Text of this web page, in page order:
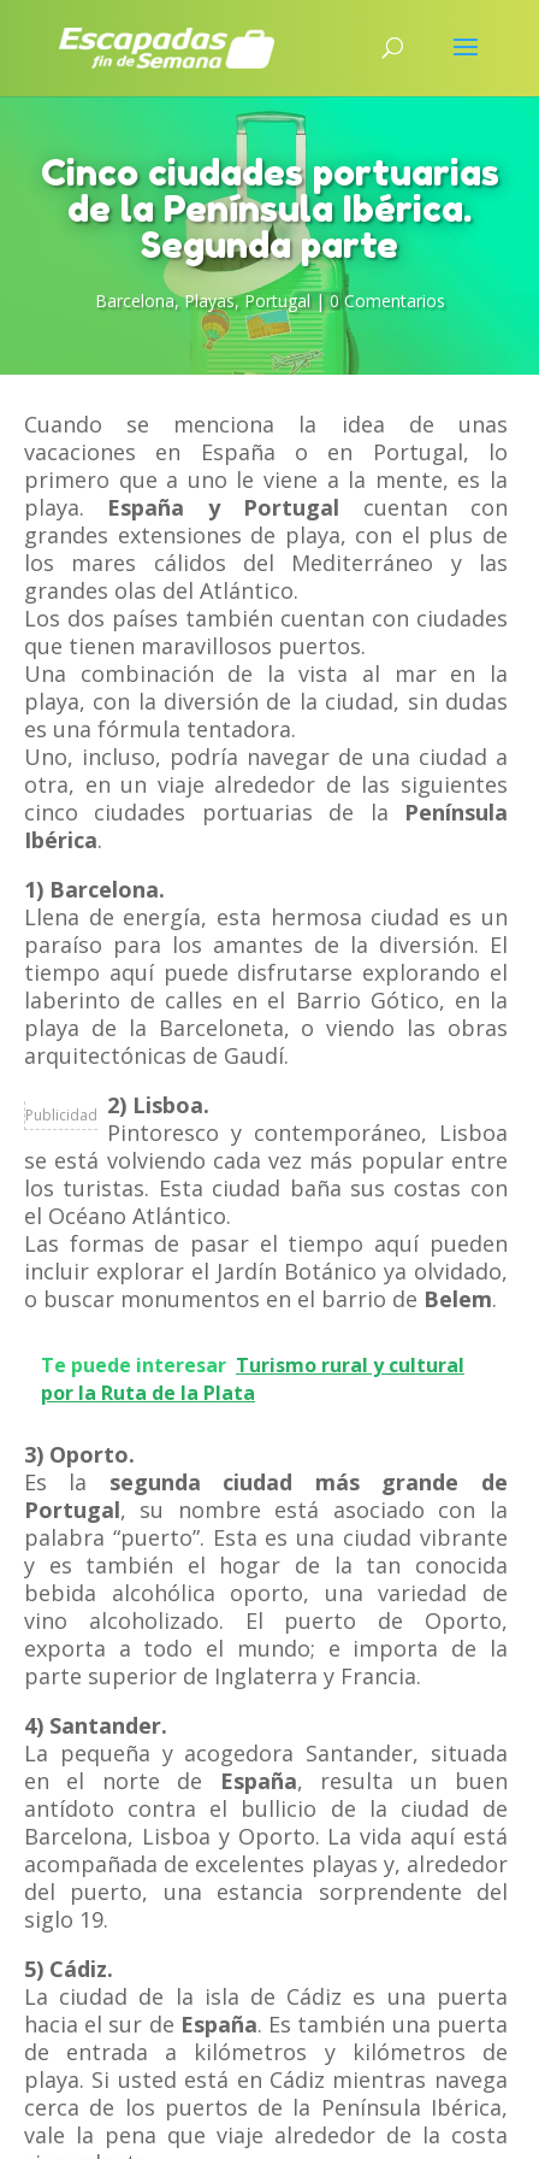
Cinco ciudades portuarias
de la Península Ibérica.
Segunda parte
Barcelona,Playas,Portugal|0 Comentarios
Cuando se menciona la idea de unas
vacaciones en España o en Portugal, lo
primero que a uno le viene a la mente, es la
playa. España y Portugal cuentan con
grandes extensiones de playa, con el plus de
los mares cálidos del Mediterráneo y las
grandes olas del Atlántico.
Los dos países también cuentan con ciudades
que tienen maravillosos puertos.
Una combinación de la vista al mar en la
playa, con la diversión de la ciudad, sin dudas
es una fórmula tentadora.
Uno, incluso, podría navegar de una ciudad a
otra, en un viaje alrededor de las siguientes
cinco ciudades portuarias de la Península
Ibérica.
1) Barcelona.
Llena de energía, esta hermosa ciudad es un
paraíso para los amantes de la diversión. El
tiempo aquí puede disfrutarse explorando el
laberinto de calles en el Barrio Gótico, en la
playa de la Barceloneta, o viendo las obras
arquitectónicas de Gaudí.
Publicidad 2) Lisboa.
Pintoresco y contemporáneo, Lisboa
se está volviendo cada vez más popular entre
los turistas. Esta ciudad baña sus costas con
el Océano Atlántico.
Las formas de pasar el tiempo aquí pueden
incluir explorar el Jardín Botánico ya olvidado,
o buscar monumentos en el barrio de Belem.
Te puede interesar Turismo rural y cultural
por la Ruta de la Plata
3) Oporto.
Es la segunda ciudad más grande de
Portugal, su nombre está asociado con la
palabra “puerto”. Esta es una ciudad vibrante
y es también el hogar de la tan conocida
bebida alcohólica oporto, una variedad de
vino alcoholizado. El puerto de Oporto,
exporta a todo el mundo; e importa de la
parte superior de Inglaterra y Francia.
4) Santander.
La pequeña y acogedora Santander, situada
en el norte de España, resulta un buen
antídoto contra el bullicio de la ciudad de
Barcelona, Lisboa y Oporto. La vida aquí está
acompañada de excelentes playas y, alrededor
del puerto, una estancia sorprendente del
siglo 19.
5) Cádiz.
La ciudad de la isla de Cádiz es una puerta
hacia el sur de España. Es también una puerta
de entrada a kilómetros y kilómetros de
playa. Si usted está en Cádiz mientras navega
cerca de los puertos de la Península Ibérica,
vale la pena que viaje alrededor de la costa